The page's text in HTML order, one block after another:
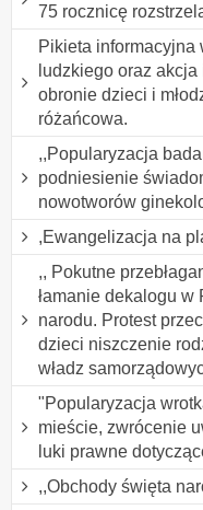
75 rocznicę
Pikieta informacyjna
ludzkiego oraz
obronie dzieci i
różańcowa.
,,Popularyzacja
podniesienie
nowotworów
,Ewangelizacja na
,, Pokutne
łamanie dekalogu
narodu. Protest
dzieci niszczenie
władz
"Popularyzacja
mieście, zwrócenie
luki prawne
,,Obchody święta